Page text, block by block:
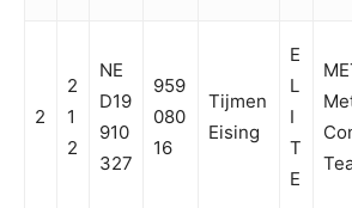
2
2
1
2
NE
D19
910
327
959
080
16
Tijmen
Eising
E
L
I
T
E